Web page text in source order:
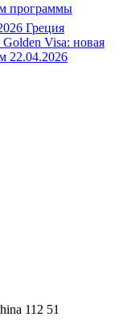
программы
Греция
Visa: новая
22.04.2026
112 51